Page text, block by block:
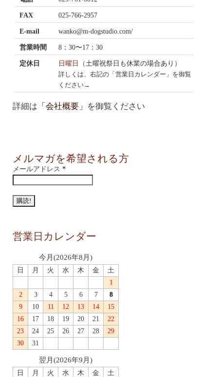
FAX 025-766-2957
E-mail wanko@m-dogstudio.com/
営業時間 8：30〜17：30
定休日 日曜日 （土曜祝祭日も休業の場合あり）
詳しくは、右記の「営業日カレンダー」を御覧
ください→
詳細は 「会社概要」 を御覧ください
メルマガを希望される方
メールアドレス *
営業日カレンダー
今月(2026年8月)
日 月 火 水 木 金
土
1
2
3 4 5 6 7
8
9
10 11 12 13 14
15
16
17 18 19 20 21
22
23
24 25 26 27 28
29
30
31
翌月(2026年9月)
日 月 火 水 木 金
土